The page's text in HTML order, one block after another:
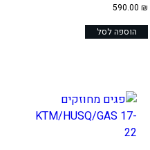
590.00 ₪
הוספה לסל